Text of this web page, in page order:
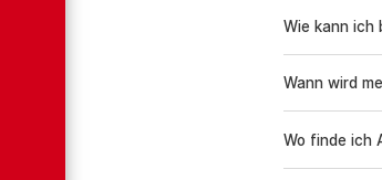
Wie kann ich
Wann wird
Wo finde ich